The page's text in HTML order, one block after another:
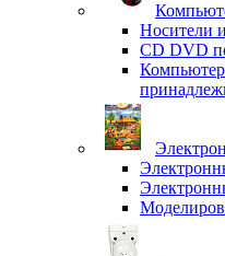
Носители
CD DVD